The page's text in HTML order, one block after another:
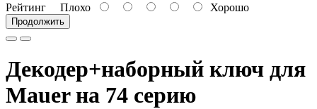
Рейтинг Плохо Хорошо
Продолжить
Декодер+наборный ключ для
Mauer на 74 серию